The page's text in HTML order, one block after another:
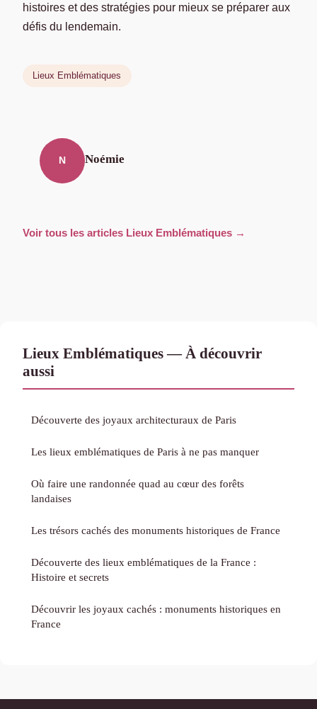
histoires et des stratégies pour mieux se préparer aux
défis du lendemain.
Lieux Emblématiques
N Noémie
Voir tous les articles Lieux Emblématiques →
Lieux Emblématiques — À découvrir
aussi
Découverte des joyaux architecturaux de Paris
Les lieux emblématiques de Paris à ne pas manquer
Où faire une randonnée quad au cœur des forêts
landaises
Les trésors cachés des monuments historiques de France
Découverte des lieux emblématiques de la France :
Histoire et secrets
Découvrir les joyaux cachés : monuments historiques en
France